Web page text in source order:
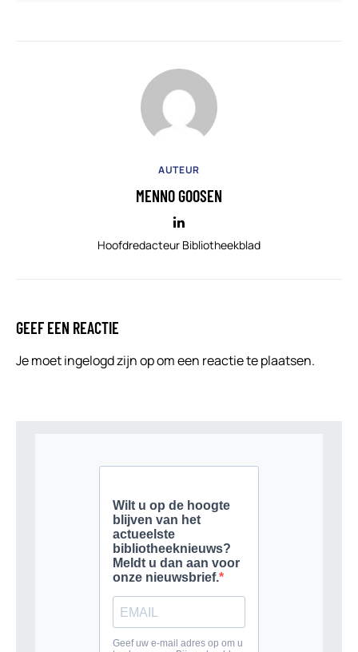
AUTEUR
MENNO GOOSEN
Hoofdredacteur Bibliotheekblad
GEEF EEN REACTIE
Je moetingelogd zijn opom een reactie te plaatsen.